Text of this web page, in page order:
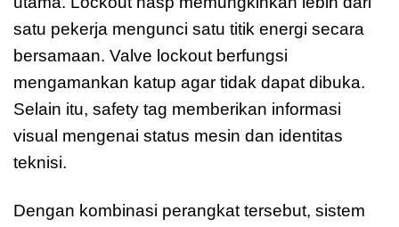
satu pekerja mengunci satu titik energi secara
bersamaan. Valve lockout berfungsi
mengamankan katup agar tidak dapat dibuka.
Selain itu, safety tag memberikan informasi
visual mengenai status mesin dan identitas
teknisi.
Dengan kombinasi perangkat tersebut, sistem